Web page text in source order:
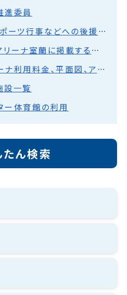
進委員
スポーツ大会、スポーツ行事などへの後援名義使用承認
新和産業アイスアリーナ室蘭に掲載する広告を募集しています
㊆栗林商会アリーナ利用料金、平面図、アクセスマップ
設一覧
ー体育館の利用
たん検索